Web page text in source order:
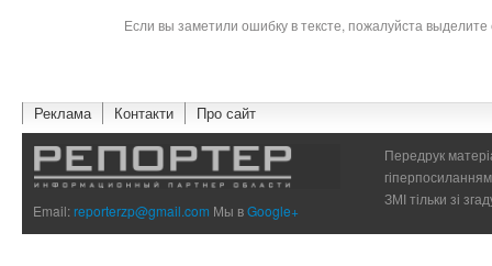
Если вы заметили ошибку в тексте, пожалуйста
Реклама Контакти Про сайт
Email:reporterzp@gmail.com Мы вGoogle+
Передрук
ЗМІ тільки зі